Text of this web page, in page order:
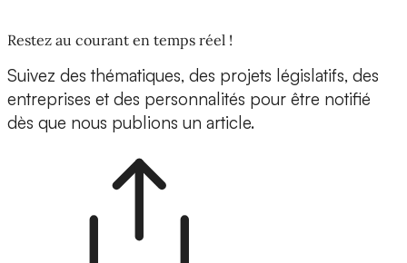
Restez au courant en temps réel !
Suivez des thématiques, des projets législatifs, des
entreprises et des personnalités pour être notifié
dès que nous publions un article.